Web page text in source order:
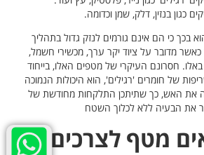
כגון בנזין, דלק, שמן וכדומה.
בכך כי הם אינם גורמים לנזק גדול בתהליך
כאשר מדובר על ציוד יקר ערך, מכשירי חשמל,
באלו. חסרונם העיקרי של מטפים האלו, בייחוד
של חומרים 'רגילים', הוא היכולות הנמוכה
את האש, כך שתיתכן התלקחות מחודשת של
את הבעיה ללא לכלוך השטח
מטף לצרכים